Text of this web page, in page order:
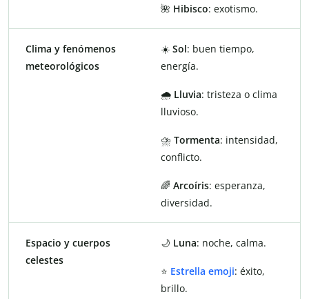
🌺 Hibisco: exotismo.
Clima y fenómenos
meteorológicos
☀️ Sol: buen tiempo,
energía.
🌧️ Lluvia: tristeza o clima
lluvioso.
⛈️ Tormenta: intensidad,
conflicto.
🌈 Arcoíris: esperanza,
diversidad.
Espacio y cuerpos
celestes
🌙 Luna: noche, calma.
⭐ Estrella emoji: éxito,
brillo.